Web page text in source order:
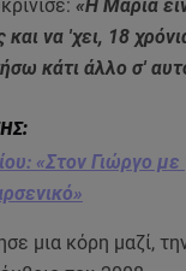
«H Μαρία
να 'χει, 18
κάτι άλλο σ'
«Στον Γιώργο
μια κόρη μαζί,